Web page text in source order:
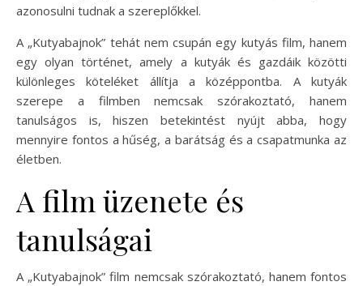
azonosulni tudnak a szereplőkkel.
A „Kutyabajnok” tehát nem csupán egy kutyás film, hanem
egy olyan történet, amely a kutyák és gazdáik közötti
különleges köteléket állítja a középpontba. A kutyák
szerepe a filmben nemcsak szórakoztató, hanem
tanulságos is, hiszen betekintést nyújt abba, hogy
mennyire fontos a hűség, a barátság és a csapatmunka az
életben.
A film üzenete és
tanulságai
A „Kutyabajnok” film nemcsak szórakoztató, hanem fontos